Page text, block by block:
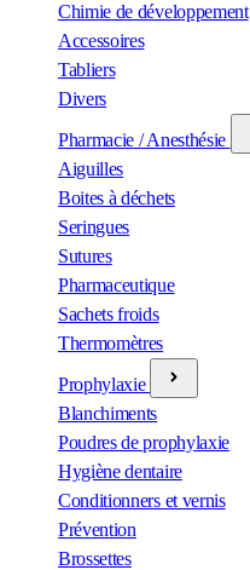
Chimie de développement
Accessoires
Tabliers
Divers
Pharmacie / Anesthésie
Aiguilles
Boites à déchets
Seringues
Sutures
Pharmaceutique
Sachets froids
Thermomètres
Prophylaxie
Blanchiments
Poudres de prophylaxie
Hygiène dentaire
Conditionners et vernis
Prévention
Brossettes